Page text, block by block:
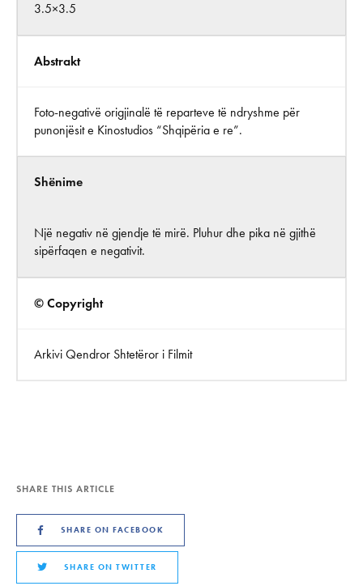
3.5×3.5
Abstrakt
Foto-negativë origjinalë të reparteve të ndryshme për
punonjësit e Kinostudios “Shqipëria e re”.
Shënime
Një negativ në gjendje të mirë. Pluhur dhe pika në gjithë
sipërfaqen e negativit.
© Copyright
Arkivi Qendror Shtetëror i Filmit
SHARE THIS ARTICLE
SHARE ON FACEBOOK
SHARE ON TWITTER